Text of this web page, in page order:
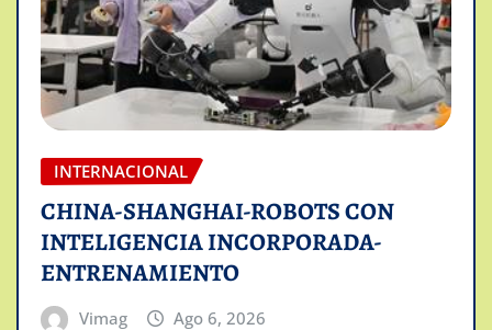
INTERNACIONAL
CHINA-SHANGHAI-ROBOTS CON
INTELIGENCIA INCORPORADA-
ENTRENAMIENTO
Vimag Ago 6, 2026